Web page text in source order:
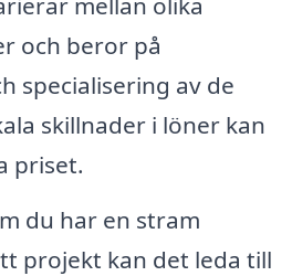
och beror på
specialisering av de
skillnader i löner kan
priset.
du har en stram
projekt kan det leda till